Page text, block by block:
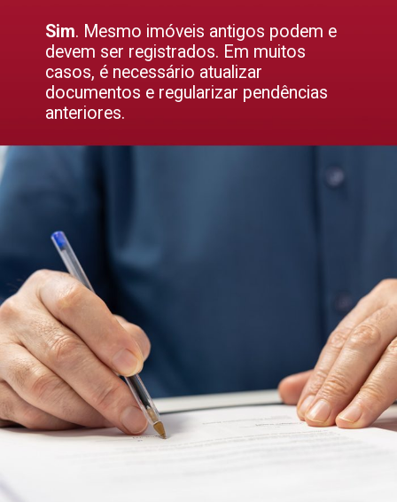
Sim. Mesmo imóveis antigos podem e
devem ser registrados. Em muitos
casos, é necessário atualizar
documentos e regularizar pendências
anteriores.